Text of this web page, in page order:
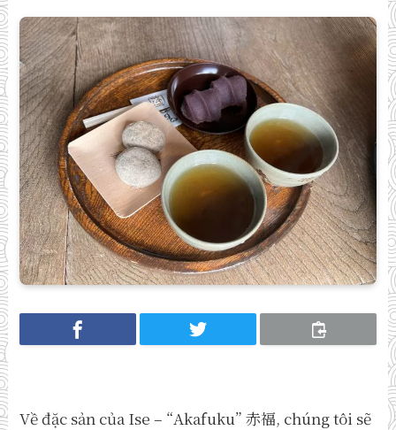
Về đặc sản của Ise – “Akafuku” 赤福, chúng tôi sẽ